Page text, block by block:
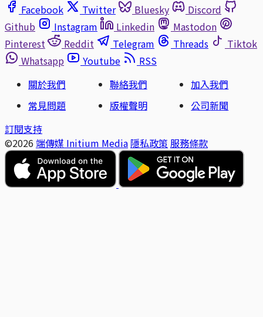
Facebook
Twitter Bluesky
Discord
Github
Instagram Linkedin
Mastodon
Pinterest
Reddit Telegram Threads
Tiktok
Whatsapp
Youtube
RSS
關於我們
聯絡我們
加入我們
常見問題
版權聲明
公司新聞
訂閱支持
©2026 端傳媒 Initium Media 隱私政策 服務條款